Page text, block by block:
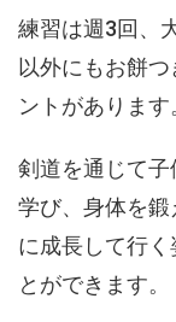
練習は週3回、
以外にもお餅
ントがあります
剣道を通じて子
学び、身体を鍛
に成長して行く
とができます。